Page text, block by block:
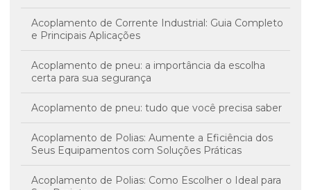
Acoplamento de Corrente Industrial: Guia Completo
e Principais Aplicações
Acoplamento de pneu: a importância da escolha
certa para sua segurança
Acoplamento de pneu: tudo que você precisa saber
Acoplamento de Polias: Aumente a Eficiência dos
Seus Equipamentos com Soluções Práticas
Acoplamento de Polias: Como Escolher o Ideal para